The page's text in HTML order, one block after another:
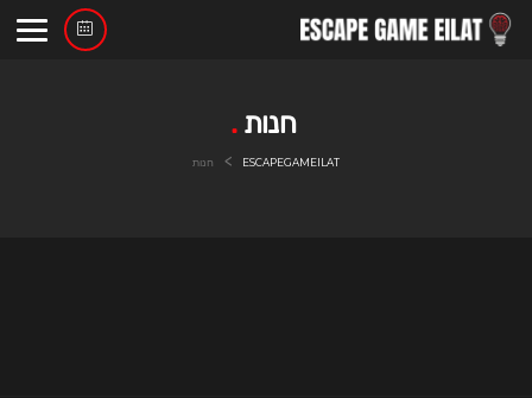
Skip
חנות
ESCAPEGAMEILAT
> חנות